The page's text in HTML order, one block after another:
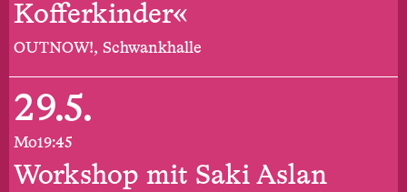
Kofferkinder«
OUTNOW!, Schwankhalle
29.5.
Mo19:45
Workshop mit Saki Aslan